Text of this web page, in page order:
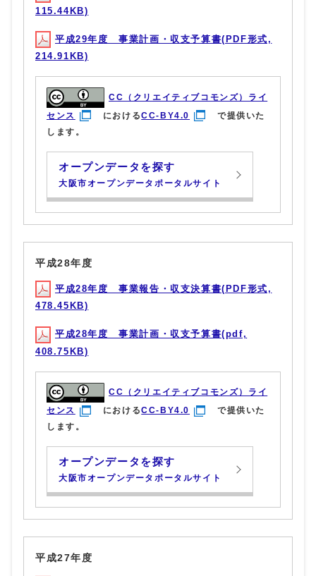
115.44KB)
平成29年度 事業計画・収支予算書(PDF形式,
214.91KB)
CC（クリエイティブコモンズ）ライ
センス
におけるCC-BY4.0
で提供いた
します。
オープンデータを探す
大阪市オープンデータポータルサイト
平成28年度
平成28年度 事業報告・収支決算書(PDF形式,
478.45KB)
平成28年度 事業計画・収支予算書(pdf,
408.75KB)
CC（クリエイティブコモンズ）ライ
センス
におけるCC-BY4.0
で提供いた
します。
オープンデータを探す
大阪市オープンデータポータルサイト
平成27年度